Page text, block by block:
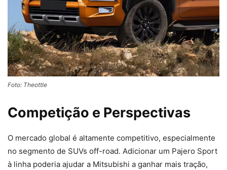
Foto: Theottle
Competição e Perspectivas
O mercado global é altamente competitivo, especialmente
no segmento de SUVs off-road. Adicionar um Pajero Sport
à linha poderia ajudar a Mitsubishi a ganhar mais tração,